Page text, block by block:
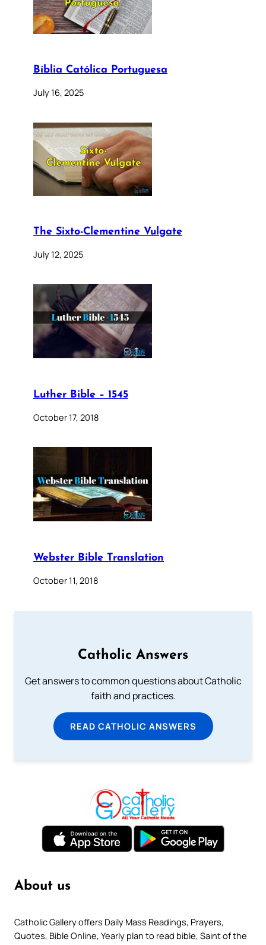
Bíblia Católica Portuguesa
July 16, 2025
The Sixto-Clementine Vulgate
July 12, 2025
Luther Bible – 1545
October 17, 2018
Webster Bible Translation
October 11, 2018
Catholic Answers
Get answers to common questions about Catholic
faith and practices.
READ CATHOLIC ANSWERS
About us
Catholic Gallery offers Daily Mass Readings, Prayers,
Quotes, Bible Online, Yearly plan to read bible, Saint of the